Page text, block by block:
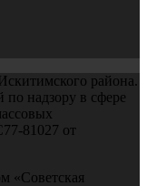
района.
по надзору в сфере
81027 от
«Советская